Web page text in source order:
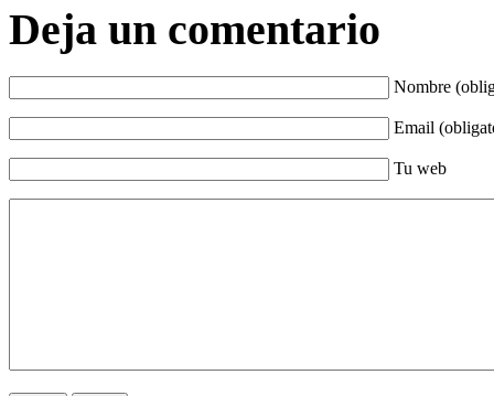
Deja un comentario
Nombre
Email
Tu web